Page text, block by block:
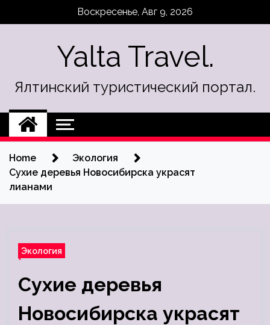
Воскресенье, Авг 9, 2026
Yalta Travel.
Ялтинский туристический портал.
Home
Экология
Сухие деревья Новосибирска украсят
лианами
Экология
Сухие деревья
Новосибирска украсят